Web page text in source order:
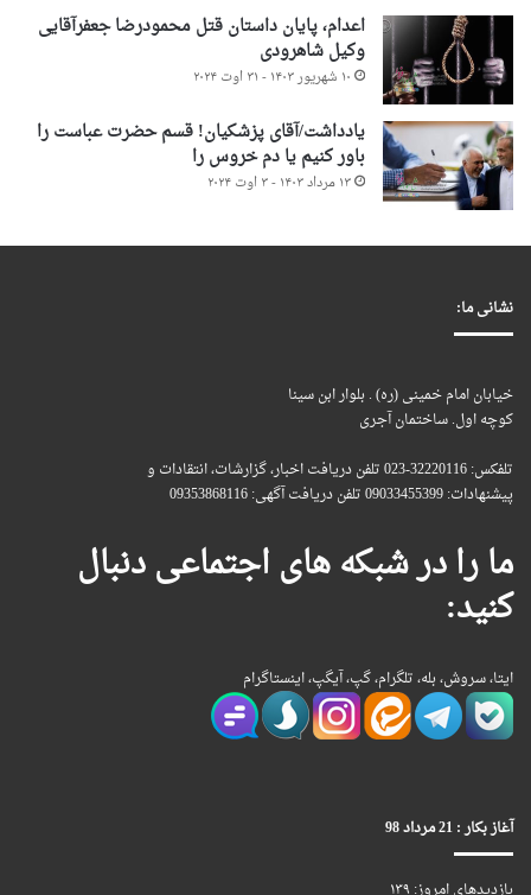
اعدام، پایان داستان قتل محمودرضا جعفرآقایی
وکیل شاهرودی
۱۰ شهریور ۱۴۰۳ - ۳۱ اوت ۲۰۲۴
یادداشت/آقای پزشکیان! قسم حضرت عباست را
باور کنیم یا دم خروس را
۱۳ مرداد ۱۴۰۳ - ۳ اوت ۲۰۲۴
نشانی ما:
خیابان امام خمینی (ره) . بلوار ابن سینا
کوچه اول. ساختمان آجری
تلفکس: 32220116-023 تلفن دریافت اخبار، گزارشات، انتقادات و
پیشنهادات: 09033455399 تلفن دریافت آگهی: 09353868116
ما را در شبکه های اجتماعی دنبال
کنید:
ایتا، سروش، بله، تلگرام، گپ، آیگپ، اینستاگرام
آغاز بکار : 21 مرداد 98